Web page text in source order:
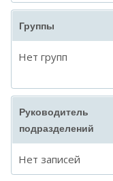
Группы
Нет групп
Руководитель
подразделений
Нет записей